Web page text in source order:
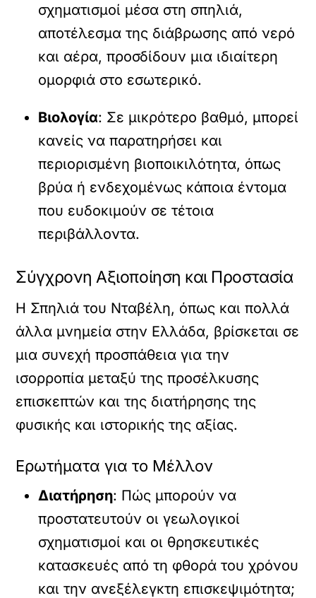
σχηματισμοί μέσα στη σπηλιά,
αποτέλεσμα της διάβρωσης από νερό
και αέρα, προσδίδουν μια ιδιαίτερη
ομορφιά στο εσωτερικό.
Βιολογία: Σε μικρότερο βαθμό, μπορεί
κανείς να παρατηρήσει και
περιορισμένη βιοποικιλότητα, όπως
βρύα ή ενδεχομένως κάποια έντομα
που ευδοκιμούν σε τέτοια
περιβάλλοντα.
Σύγχρονη Αξιοποίηση και Προστασία
Η Σπηλιά του Νταβέλη, όπως και πολλά
άλλα μνημεία στην Ελλάδα, βρίσκεται σε
μια συνεχή προσπάθεια για την
ισορροπία μεταξύ της προσέλκυσης
επισκεπτών και της διατήρησης της
φυσικής και ιστορικής της αξίας.
Ερωτήματα για το Μέλλον
Διατήρηση: Πώς μπορούν να
προστατευτούν οι γεωλογικοί
σχηματισμοί και οι θρησκευτικές
κατασκευές από τη φθορά του χρόνου
και την ανεξέλεγκτη επισκεψιμότητα;